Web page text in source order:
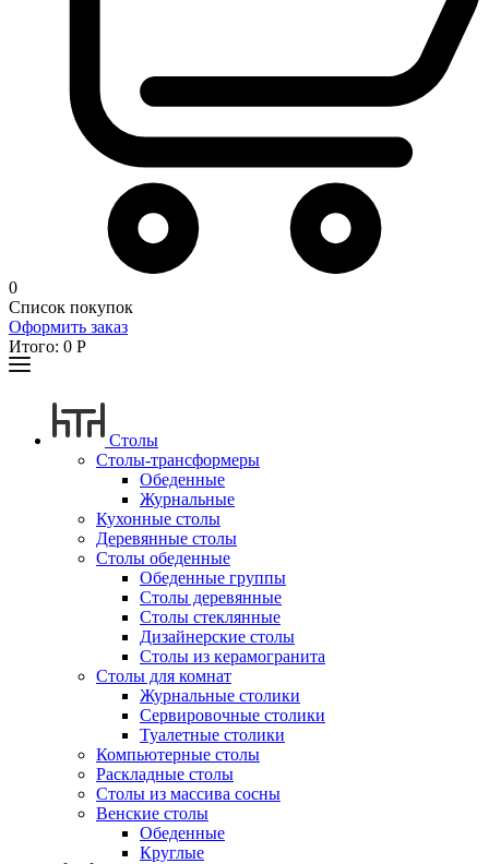
0
Список покупок
Оформить заказ
Итого: 0 Р
Столы
Столы-трансформеры
Обеденные
Журнальные
Кухонные столы
Деревянные столы
Столы обеденные
Обеденные группы
Столы деревянные
Столы стеклянные
Дизайнерские столы
Столы из керамогранита
Столы для комнат
Журнальные столики
Сервировочные столики
Туалетные столики
Компьютерные столы
Раскладные столы
Столы из массива сосны
Венские столы
Обеденные
Круглые